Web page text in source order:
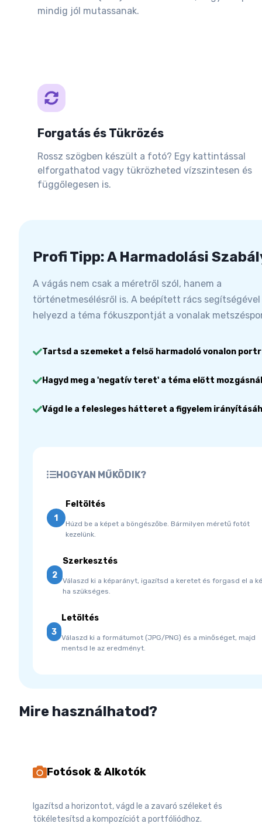
mindig jól mutassanak.
Forgatás és Tükrözés
Rossz szögben készült a fotó? Egy kattintással
elforgathatod vagy tükrözheted vízszintesen és
függőlegesen is.
Profi Tipp: A Harmadolási
A vágás nem csak a méretről szól, hanem a
történetmesélésről is. A beépített rács segítségével
helyezd a téma fókuszpontját a vonalak
Tartsd a szemeket a felső harmadoló vonalon
Hagyd meg a 'negatív teret' a téma előtt
Vágd le a felesleges hátteret a figyelem
HOGYAN MŰKÖDIK?
1
Feltöltés
Húzd be a képet a böngészőbe. Bármilyen méretű fotót
kezelünk.
2
Szerkesztés
Válaszd ki a képarányt, igazítsd a keretet és forgasd el a
ha szükséges.
3
Letöltés
Válaszd ki a formátumot (JPG/PNG) és a minőséget, majd
mentsd le az eredményt.
Mire használhatod?
Fotósok & Alkotók
Igazítsd a horizontot, vágd le a zavaró széleket és
tökéletesítsd a kompozíciót a portfóliódhoz.